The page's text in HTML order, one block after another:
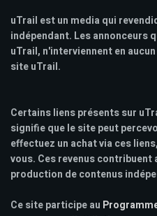
uTrail est un media qui
indépendant. Les annonceurs
uTrail, n'interviennent en
site uTrail.
Certains liens présents sur
signifie que le site peut
effectuez un achat via ces
vous. Ces revenus contribuent
production de contenus
Ce site participe au